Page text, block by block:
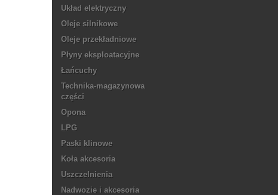
Układ elektryczny
Oleje silnikowe
Oleje przekładniowe
Płyny eksploatacyjne
Łańcuchy
Technika-magazynowa
części
Opona
LPG
Paski klinowe
Koła akcesoria
Uszczelnienia
Nadwozie i akcesoria